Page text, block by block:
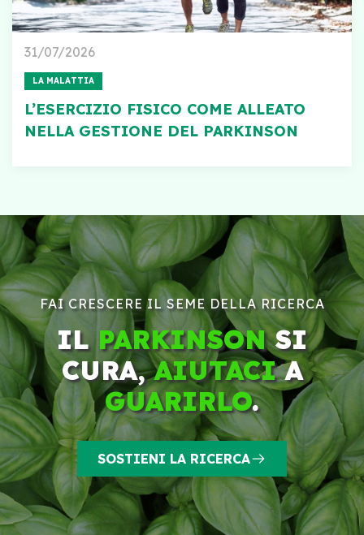
31/07/2026
LA MALATTIA
L’ESERCIZIO FISICO COME ALLEATO
NELLA GESTIONE DEL PARKINSON
FAI CRESCERE IL SEME DELLA RICERCA
ILPARKINSONSI
CURA,AIUTACIA
GUARIRLO.
SOSTIENI LA RICERCA